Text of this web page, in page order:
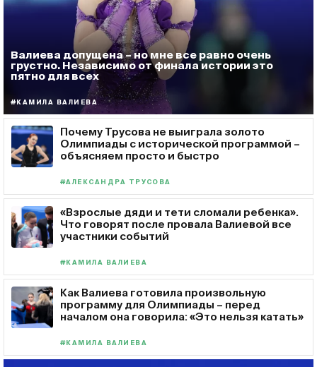
Валиева допущена – но мне все равно очень
грустно. Независимо от финала истории это
пятно для всех
#КАМИЛА ВАЛИЕВА
Почему Трусова не выиграла золото
Олимпиады с исторической программой –
объясняем просто и быстро
#АЛЕКСАНДРА ТРУСОВА
«Взрослые дяди и тети сломали ребенка».
Что говорят после провала Валиевой все
участники событий
#КАМИЛА ВАЛИЕВА
Как Валиева готовила произвольную
программу для Олимпиады – перед
началом она говорила: «Это нельзя катать»
#КАМИЛА ВАЛИЕВА